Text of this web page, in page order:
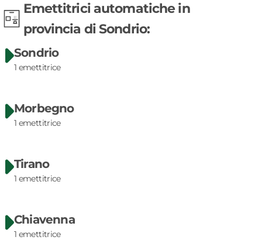
Emettitrici automatichein
provincia diSondrio:
Sondrio
1 emettitrice
Morbegno
1 emettitrice
Tirano
1 emettitrice
Chiavenna
1 emettitrice